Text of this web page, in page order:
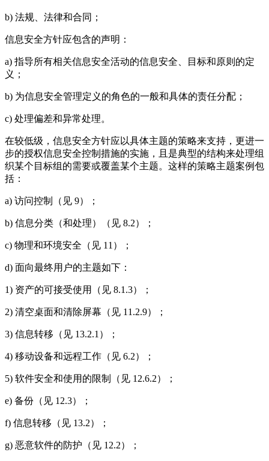
b) 法规、法律和合同；
信息安全方针应包含的声明：
a) 指导所有相关信息安全活动的信息安全、目标和原则的定
义；
b) 为信息安全管理定义的角色的一般和具体的责任分配；
c) 处理偏差和异常处理。
在较低级，信息安全方针应以具体主题的策略来支持，更进一
步的授权信息安全控制措施的实施，且是典型的结构来处理组
织某个目标组的需要或覆盖某个主题。这样的策略主题案例包
括：
a) 访问控制（见 9）；
b) 信息分类（和处理）（见 8.2）；
c) 物理和环境安全（见 11）；
d) 面向最终用户的主题如下：
1) 资产的可接受使用（见 8.1.3）；
2) 清空桌面和清除屏幕（见 11.2.9）；
3) 信息转移（见 13.2.1）；
4) 移动设备和远程工作（见 6.2）；
5) 软件安全和使用的限制（见 12.6.2）；
e) 备份（见 12.3）；
f) 信息转移（见 13.2）；
g) 恶意软件的防护（见 12.2）；